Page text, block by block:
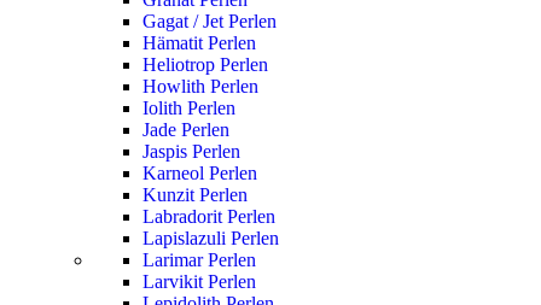
Gagat / Jet Perlen
Hämatit Perlen
Heliotrop Perlen
Howlith Perlen
Iolith Perlen
Jade Perlen
Jaspis Perlen
Karneol Perlen
Kunzit Perlen
Labradorit Perlen
Lapislazuli Perlen
Larimar Perlen
Larvikit Perlen